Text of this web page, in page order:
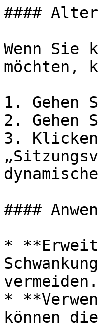
####
Wenn Sie
möchten,
1. Gehen
2. Gehen
3.
####
*
vermeiden.
*
können